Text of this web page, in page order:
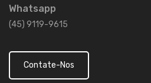
Whatsapp
(45) 9119-9615
Contate-Nos